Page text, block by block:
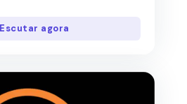
Escutar agora